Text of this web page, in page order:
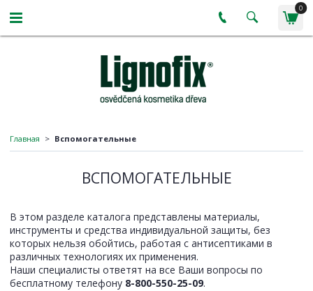
0
Главная Вспомогательные
ВСПОМОГАТЕЛЬНЫЕ
В этом разделе каталога представлены материалы,
инструменты и средства индивидуальной защиты, без
которых нельзя обойтись, работая с антисептиками в
различных технологиях их применения.
Наши специалисты ответят на все Ваши вопросы по
бесплатному телефону 8-800-550-25-09.